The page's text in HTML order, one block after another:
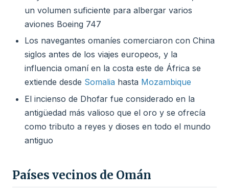
un volumen suficiente para albergar varios
aviones Boeing 747
Los navegantes omaníes comerciaron con China
siglos antes de los viajes europeos, y la
influencia omaní en la costa este de África se
extiende desde Somalia hasta Mozambique
El incienso de Dhofar fue considerado en la
antigüedad más valioso que el oro y se ofrecía
como tributo a reyes y dioses en todo el mundo
antiguo
Países vecinos de Omán